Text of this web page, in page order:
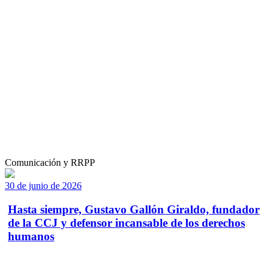
Comunicación y RRPP
30 de junio de 2026
Hasta siempre, Gustavo Gallón Giraldo, fundador
de la CCJ y defensor incansable de los derechos
humanos